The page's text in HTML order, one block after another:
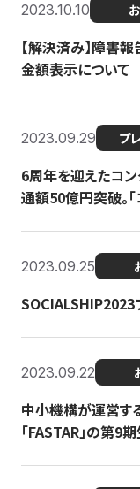
2023.10.10
【解決済み】障害
金額表示について
2023.09.29 プ
6周年を迎えたコ
通額50億円突破。
2023.09.25
SOCIALSHIP2023
2023.09.22
中小機構が運営す
「FASTAR」の第9